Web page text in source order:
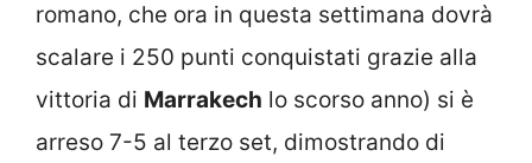
romano, che ora in questa settimana dovrà
scalare i 250 punti conquistati grazie alla
vittoria di Marrakech lo scorso anno) si è
arreso 7-5 al terzo set, dimostrando di